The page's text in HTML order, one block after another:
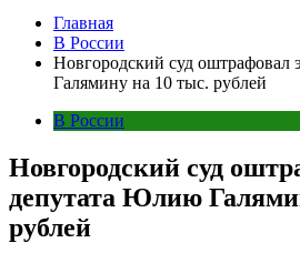
Главная
В России
Новгородский суд оштрафовал
Галямину на 10 тыс. рублей
В России
Новгородский суд
депутата Юлию
рублей